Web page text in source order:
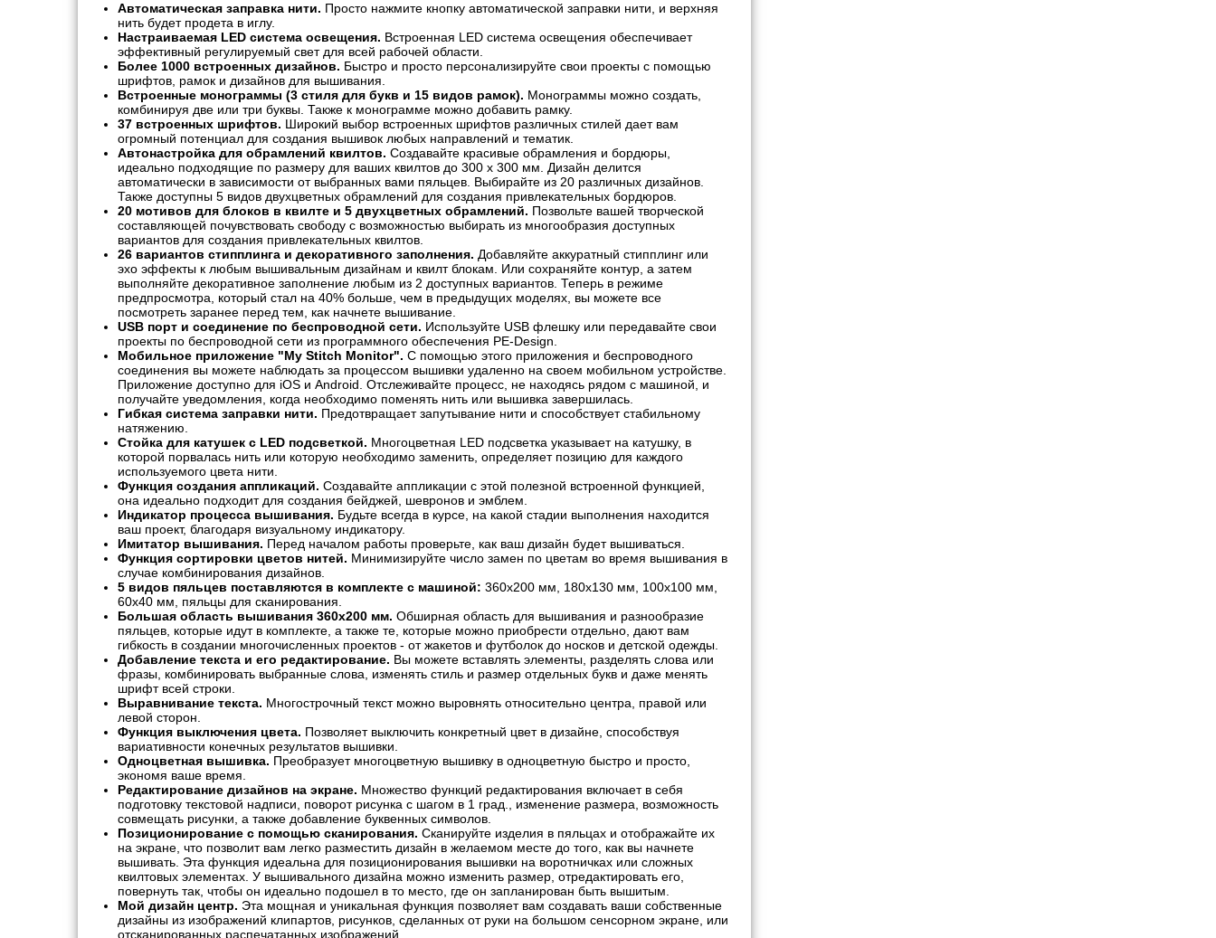
Автоматическая заправка нити. Просто нажмите кнопку автоматической заправки нити, и верхняя
нить будет продета в иглу.
Настраиваемая LED система освещения. Встроенная LED система освещения обеспечивает
эффективный регулируемый свет для всей рабочей области.
Более 1000 встроенных дизайнов. Быстро и просто персонализируйте свои проекты с помощью
шрифтов, рамок и дизайнов для вышивания.
Встроенные монограммы (3 стиля для букв и 15 видов рамок). Монограммы можно создать,
комбинируя две или три буквы. Также к монограмме можно добавить рамку.
37 встроенных шрифтов. Широкий выбор встроенных шрифтов различных стилей дает вам
огромный потенциал для создания вышивок любых направлений и тематик.
Автонастройка для обрамлений квилтов. Создавайте красивые обрамления и бордюры,
идеально подходящие по размеру для ваших квилтов до 300 x 300 мм. Дизайн делится
автоматически в зависимости от выбранных вами пяльцев. Выбирайте из 20 различных дизайнов.
Также доступны 5 видов двухцветных обрамлений для создания привлекательных бордюров.
20 мотивов для блоков в квилте и 5 двухцветных обрамлений. Позвольте вашей творческой
составляющей почувствовать свободу с возможностью выбирать из многообразия доступных
вариантов для создания привлекательных квилтов.
26 вариантов стипплинга и декоративного заполнения. Добавляйте аккуратный стипплинг или
эхо эффекты к любым вышивальным дизайнам и квилт блокам. Или сохраняйте контур, а затем
выполняйте декоративное заполнение любым из 2 доступных вариантов. Теперь в режиме
предпросмотра, который стал на 40% больше, чем в предыдущих моделях, вы можете все
посмотреть заранее перед тем, как начнете вышивание.
USB порт и соединение по беспроводной сети. Используйте USB флешку или передавайте свои
проекты по беспроводной сети из программного обеспечения PE-Design.
Мобильное приложение "My Stitch Monitor". С помощью этого приложения и беспроводного
соединения вы можете наблюдать за процессом вышивки удаленно на своем мобильном устройстве.
Приложение доступно для iOS и Android. Отслеживайте процесс, не находясь рядом с машиной, и
получайте уведомления, когда необходимо поменять нить или вышивка завершилась.
Гибкая система заправки нити. Предотвращает запутывание нити и способствует стабильному
натяжению.
Стойка для катушек с LED подсветкой. Многоцветная LED подсветка указывает на катушку, в
которой порвалась нить или которую необходимо заменить, определяет позицию для каждого
используемого цвета нити.
Функция создания аппликаций. Создавайте аппликации с этой полезной встроенной функцией,
она идеально подходит для создания бейджей, шевронов и эмблем.
Индикатор процесса вышивания. Будьте всегда в курсе, на какой стадии выполнения находится
ваш проект, благодаря визуальному индикатору.
Имитатор вышивания. Перед началом работы проверьте, как ваш дизайн будет вышиваться.
Функция сортировки цветов нитей. Минимизируйте число замен по цветам во время вышивания в
случае комбинирования дизайнов.
5 видов пяльцев поставляются в комплекте с машиной: 360х200 мм, 180х130 мм, 100х100 мм,
60х40 мм, пяльцы для сканирования.
Большая область вышивания 360х200 мм. Обширная область для вышивания и разнообразие
пяльцев, которые идут в комплекте, а также те, которые можно приобрести отдельно, дают вам
гибкость в создании многочисленных проектов - от жакетов и футболок до носков и детской одежды.
Добавление текста и его редактирование. Вы можете вставлять элементы, разделять слова или
фразы, комбинировать выбранные слова, изменять стиль и размер отдельных букв и даже менять
шрифт всей строки.
Выравнивание текста. Многострочный текст можно выровнять относительно центра, правой или
левой сторон.
Функция выключения цвета. Позволяет выключить конкретный цвет в дизайне, способствуя
вариативности конечных результатов вышивки.
Одноцветная вышивка. Преобразует многоцветную вышивку в одноцветную быстро и просто,
экономя ваше время.
Редактирование дизайнов на экране. Множество функций редактирования включает в себя
подготовку текстовой надписи, поворот рисунка с шагом в 1 град., изменение размера, возможность
совмещать рисунки, а также добавление буквенных символов.
Позиционирование с помощью сканирования. Сканируйте изделия в пяльцах и отображайте их
на экране, что позволит вам легко разместить дизайн в желаемом месте до того, как вы начнете
вышивать. Эта функция идеальна для позиционирования вышивки на воротничках или сложных
квилтовых элементах. У вышивального дизайна можно изменить размер, отредактировать его,
повернуть так, чтобы он идеально подошел в то место, где он запланирован быть вышитым.
Мой дизайн центр. Эта мощная и уникальная функция позволяет вам создавать ваши собственные
дизайны из изображений клипартов, рисунков, сделанных от руки на большом сенсорном экране, или
отсканированных распечатанных изображений.